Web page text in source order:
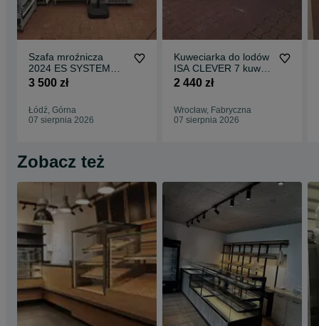
Szafa mroźnicza
2024 ES SYSTEM
LOCUS 1D
DOSTAWA
3 500 zł
Łódź, Górna
07 sierpnia 2026
Kuweciarka do lodów
ISA CLEVER 7 kuwet
konserwator witryna
zamrażarka na lody
gałkowe
2 440 zł
Wrocław, Fabryczna
07 sierpnia 2026
Zobacz też